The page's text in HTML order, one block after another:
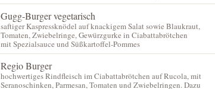
Gugg-Burger vegetarisch
saftiger Kaspressknödel auf knackigem Salat sowie Blaukraut,
Tomaten, Zwiebelringe, Gewürzgurke in Ciabattabrötchen
mit Spezialsauce und Süßkartoffel-Pommes
Regio Burger
hochwertiges Rindfleisch im Ciabattabrötchen auf Rucola, mit
Seranoschinken, Parmesan, Tomaten und Zwiebelringen. Dazu